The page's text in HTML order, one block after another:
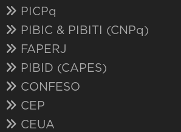
PICPq
PIBIC & PIBITI (CNPq)
FAPERJ
PIBID (CAPES)
CONFESO
CEP
CEUA